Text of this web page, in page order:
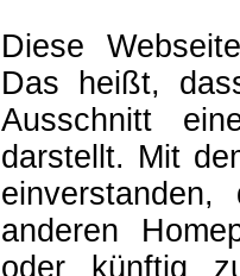
Diese
Das heißt,
Ausschnitt
darstellt. Mit
anderen
oder künftig